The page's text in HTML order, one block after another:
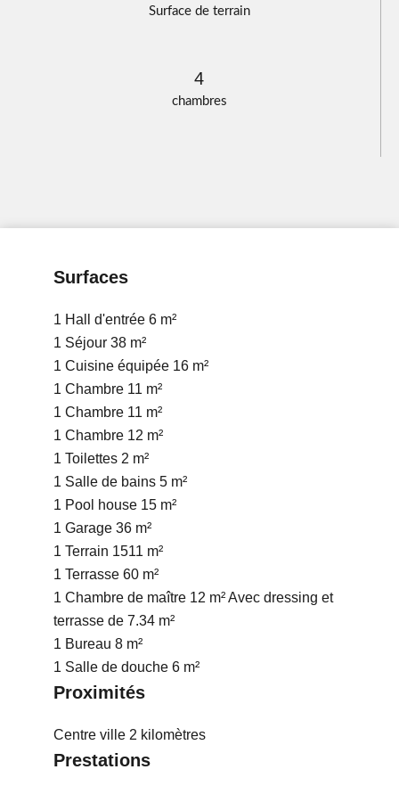
Surface de terrain
chambres
4
Surfaces
1 Hall d'entrée 6 m²
1 Séjour 38 m²
1 Cuisine équipée 16 m²
1 Chambre 11 m²
1 Chambre 11 m²
1 Chambre 12 m²
1 Toilettes 2 m²
1 Salle de bains 5 m²
1 Pool house 15 m²
1 Garage 36 m²
1 Terrain 1511 m²
1 Terrasse 60 m²
1 Chambre de maître 12 m²Avec dressing et
terrasse de 7.34 m²
1 Bureau 8 m²
1 Salle de douche 6 m²
Proximités
Centre ville 2 kilomètres
Prestations